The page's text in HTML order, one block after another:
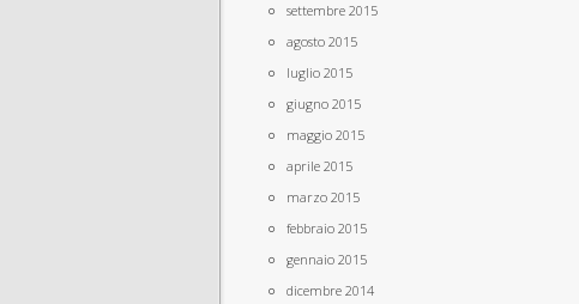
settembre 2015
agosto 2015
luglio 2015
giugno 2015
maggio 2015
aprile 2015
marzo 2015
febbraio 2015
gennaio 2015
dicembre 2014